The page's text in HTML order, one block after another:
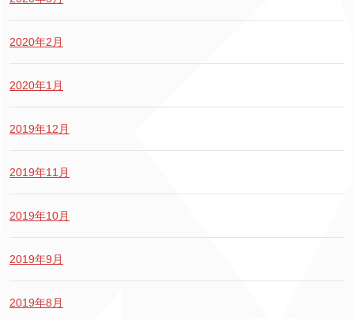
2020年2月
2020年1月
2019年12月
2019年11月
2019年10月
2019年9月
2019年8月